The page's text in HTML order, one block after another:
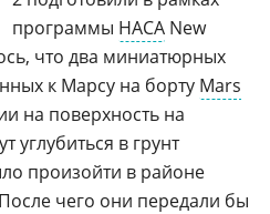
программы НАСА New
что два миниатюрных
к Марсу на борту Mars
на поверхность на
углубиться в грунт
произойти в районе
чего они передали бы